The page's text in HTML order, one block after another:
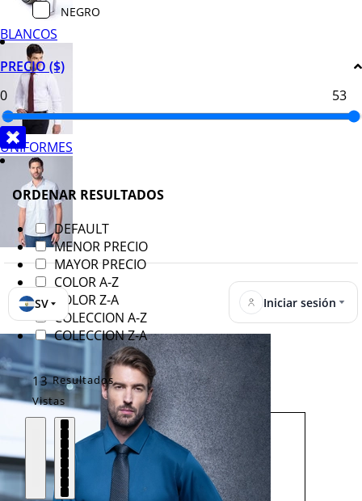
BLANCOS
UNIFORMES
SV Iniciar sesión
NEGRO
PRECIO ($)
ORDENAR RESULTADOS
DEFAULT
MENOR PRECIO
MAYOR PRECIO
COLOR A-Z
COLOR Z-A
COLECCION A-Z
COLECCION Z-A
13Resultados
Vistas